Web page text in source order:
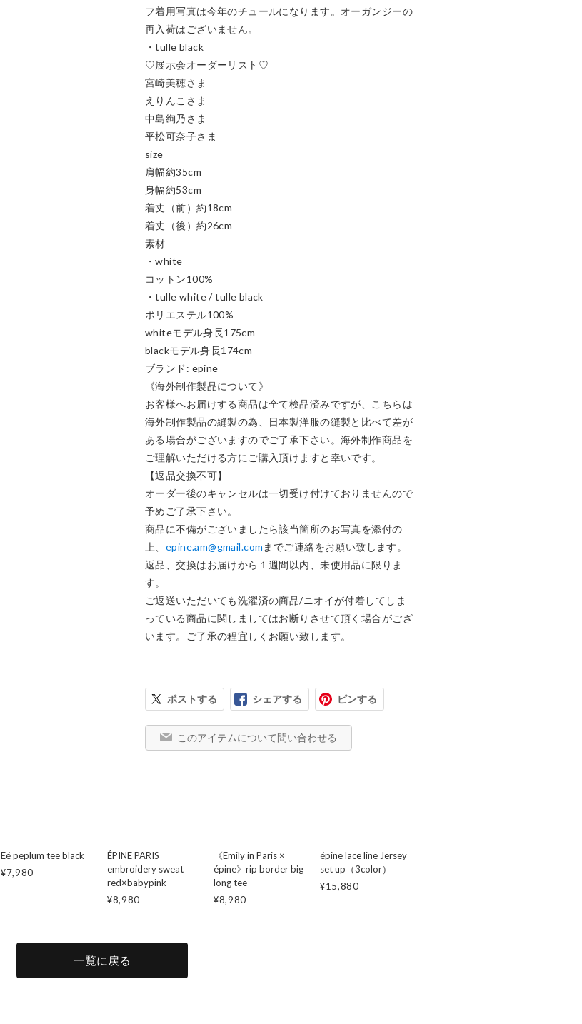
フ着用写真は今年のチュールになります。オーガンジーの
再入荷はございません。
・tulle black
♡展示会オーダーリスト♡
宮崎美穂さま
えりんこさま
中島絢乃さま
平松可奈子さま
size
肩幅約35cm
身幅約53cm
着丈（前）約18cm
着丈（後）約26cm
素材
・white
コットン100%
・tulle white / tulle black
ポリエステル100%
whiteモデル身長175cm
blackモデル身長174cm
ブランド: epine
《海外制作製品について》
お客様へお届けする商品は全て検品済みですが、こちらは
海外制作製品の縫製の為、日本製洋服の縫製と比べて差が
ある場合がございますのでご了承下さい。海外制作商品を
ご理解いただける方にご購入頂けますと幸いです。
【返品交換不可】
オーダー後のキャンセルは一切受け付けておりませんので
予めご了承下さい。
商品に不備がございましたら該当箇所のお写真を添付の
上、 epine.am@gmail.com までご連絡をお願い致します。
返品、交換はお届けから１週間以内、未使用品に限りま
す。
ご返送いただいても洗濯済の商品/ニオイが付着してしま
っている商品に関しましてはお断りさせて頂く場合がござ
います。ご了承の程宜しくお願い致します。
ポストする シェアする ピンする
このアイテムについて問い合わせる
Eé peplum tee black
¥7,980
ÉPINE PARIS
embroidery sweat
red×babypink
¥8,980
《Emily in Paris ×
épine》rip border big
long tee
¥8,980
épine lace line Jersey
set up（3color）
¥15,880
一覧に戻る